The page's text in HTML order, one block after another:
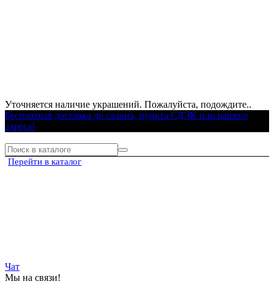
Уточняется наличие украшений. Пожалуйста, подождите..
Бесплатная доставка до салона, пункта СДЭК или вашего
адреса!
Перейти в каталог
Чат
Мы на связи!